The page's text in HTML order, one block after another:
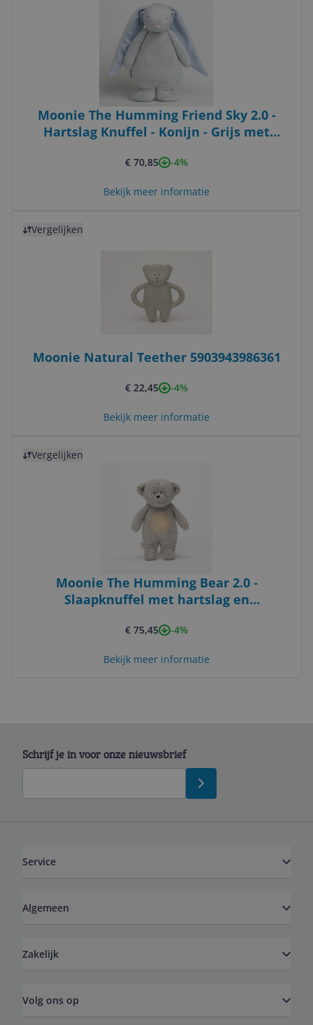
Moonie The Humming Friend Sky 2.0 -
Hartslag Knuffel - Konijn - Grijs met
€ 70,85 -4%
Bekijk meer informatie
Vergelijken
Moonie Natural Teether 5903943986361
€ 22,45 -4%
Bekijk meer informatie
Vergelijken
Moonie The Humming Bear 2.0 -
Slaapknuffel met hartslag en
€ 75,45 -4%
Bekijk meer informatie
Schrijf je in voor onze nieuwsbrief
Service
Algemeen
Zakelijk
Volg ons op